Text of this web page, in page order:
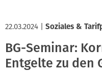
22.03.2024 Soziales &
BG-Seminar:
Entgelte zu